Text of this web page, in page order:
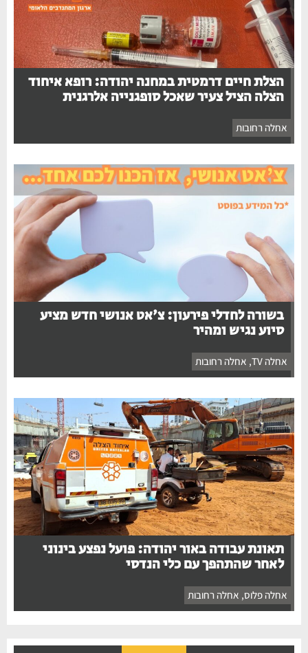
הצלת חיים דרמטית במחנה יהודה: רופא איחוד
הצלה הציל צעיר שאכל סופגנייה אלרגנית
אחלה רחובות
בשורה לחדלי פירעון: צ'אט אנושי חדש מציע
סיוע נגיש ומהיר
אחלה TV ,אחלה רחובות
תאונת עבודה באור יהודה: פועל נפצע בינוני
לאחר שהתהפך עם כלי הנדסי
אחלה פלוס ,אחלה רחובות